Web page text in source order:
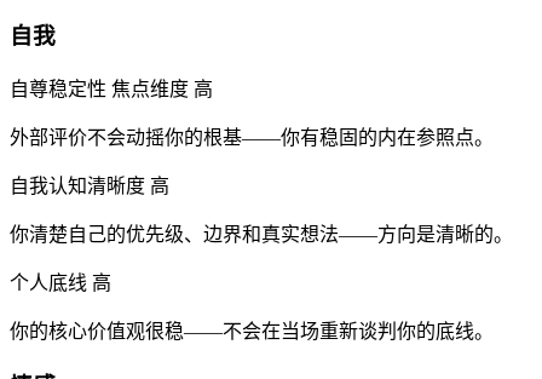
自我
自尊稳定性 焦点维度 高
外部评价不会动摇你的根基——你有稳固的内在参照点。
自我认知清晰度 高
你清楚自己的优先级、边界和真实想法——方向是清晰的。
个人底线 高
你的核心价值观很稳——不会在当场重新谈判你的底线。